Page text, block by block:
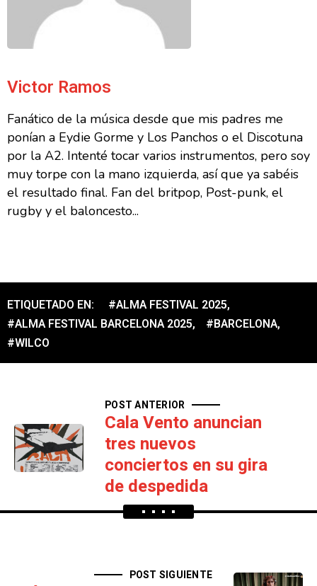
Victor Ramos
Fanático de la música desde que mis padres me
ponían a Eydie Gorme y Los Panchos o el Discotuna
por la A2. Intenté tocar varios instrumentos, pero soy
muy torpe con la mano izquierda, así que ya sabéis
el resultado final. Fan del britpop, Post-punk, el
rugby y el baloncesto...
ETIQUETADO EN: #ALMA FESTIVAL 2025,
#ALMA FESTIVAL BARCELONA 2025, #BARCELONA,
#WILCO
POST ANTERIOR
Cala Vento anuncian
tres nuevos
conciertos en su gira
de despedida
POST SIGUIENTE